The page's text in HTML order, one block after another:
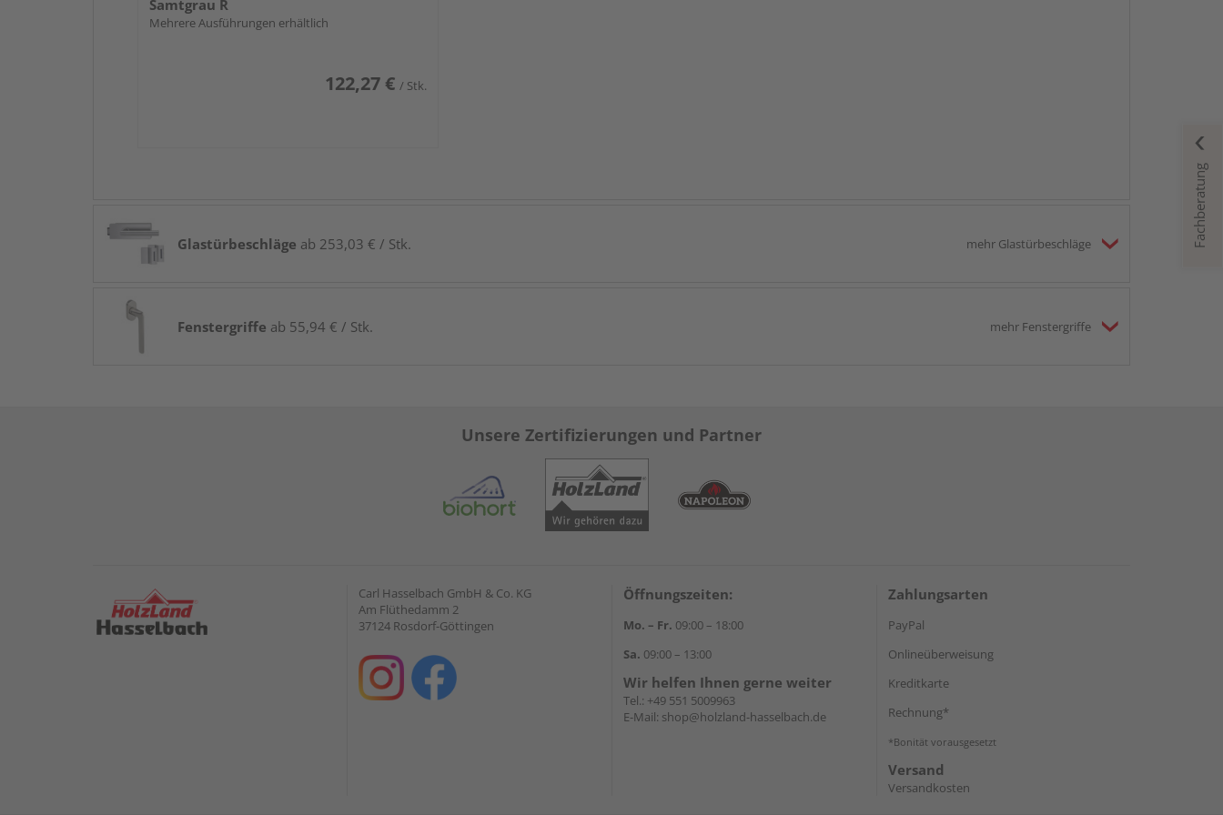
Samtgrau R
Mehrere Ausführungen erhältlich
122,27 € / Stk.
Glastürbeschläge ab 253,03 € / Stk. mehr Glastürbeschläge
Fenstergriffe ab 55,94 € / Stk. mehr Fenstergriffe
Fachberatung
Unsere Zertifizierungen und Partner
Carl Hasselbach GmbH & Co. KG
Am Flüthedamm 2
37124 Rosdorf-Göttingen
Öffnungszeiten:
Mo. – Fr. 09:00 – 18:00
Sa. 09:00 – 13:00
Wir helfen Ihnen gerne weiter
Tel.: +49 551 5009963
E-Mail: shop@holzland-hasselbach.de
Zahlungsarten
PayPal
Onlineüberweisung
Kreditkarte
Rechnung*
*Bonität vorausgesetzt
Versand
Versandkosten